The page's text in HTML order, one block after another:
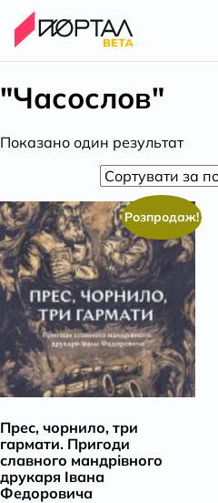
"Часослов"
Показано один результат
Розпродаж!
Прес, чорнило, три
гармати. Пригоди
славного мандрівного
друкаря Івана
Федоровича